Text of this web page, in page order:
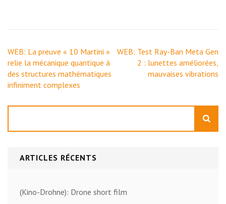
Navigation
de
l’article
WEB: La preuve « 10 Martini »
relie la mécanique quantique à
des structures mathématiques
infiniment complexes
WEB: Test Ray-Ban Meta Gen
2 : lunettes améliorées,
mauvaises vibrations
ARTICLES RÉCENTS
(Kino-Drohne): Drone short film